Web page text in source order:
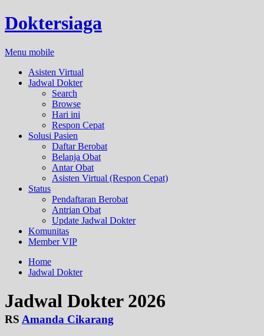
Doktersiaga
Menu mobile
Asisten Virtual
Jadwal Dokter
Search
Browse
Hari ini
Respon Cepat
Solusi Pasien
Daftar Berobat
Belanja Obat
Antar Obat
Asisten Virtual (Respon Cepat)
Status
Pendaftaran Berobat
Antrian Obat
Update Jadwal Dokter
Komunitas
Member VIP
Home
Jadwal Dokter
Jadwal Dokter 2026
RS Amanda Cikarang